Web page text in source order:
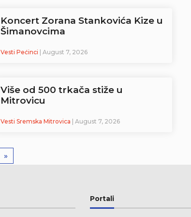
Koncert Zorana Stankovića Kize u
Šimanovcima
Vesti Pećinci | August 7, 2026
Više od 500 trkača stiže u
Mitrovicu
Vesti Sremska Mitrovica | August 7, 2026
»
Portali